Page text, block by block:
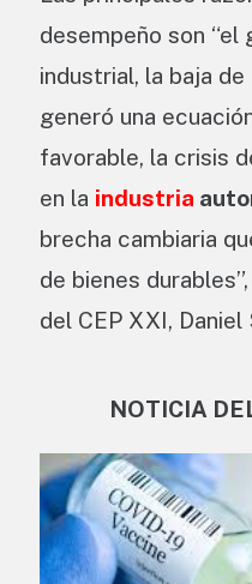
desempeño son “el
industrial, la baja
generó una
favorable, la crisis
en la industria
brecha cambiaria
de bienes
del CEP XXI,
NOTICIA